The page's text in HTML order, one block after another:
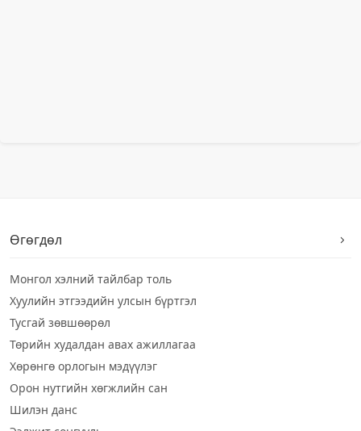
Өгөгдөл
Монгол хэлний тайлбар толь
Хуулийн этгээдийн улсын бүртгэл
Тусгай зөвшөөрөл
Төрийн худалдан авах ажиллагаа
Хөрөнгө орлогын мэдүүлэг
Орон нутгийн хөгжлийн сан
Шилэн данс